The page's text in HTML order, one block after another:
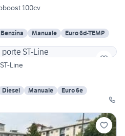
100cv
Benzina Manuale
Euro 6d-TEMP
Line
Diesel Manuale
Euro 6e